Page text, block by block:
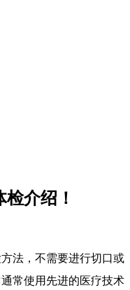
介绍！
法，不需要进行切口或
常使用先进的医疗技术